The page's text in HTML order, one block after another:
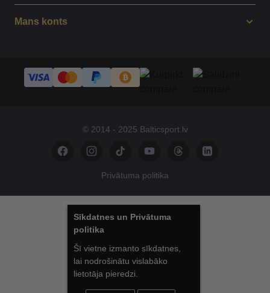
Mans konts
© 2014 - 2025 Balticsport.lv
Privātuma politika
Sīkdatnes un Privātuma
politika
Šī vietne izmanto sīkdatnes,
lai nodrošinātu vislabāko
lietotāja pieredzi.